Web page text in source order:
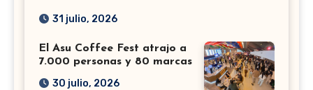
31 julio, 2026
El Asu Coffee Fest atrajo a
7.000 personas y 80 marcas
30 julio, 2026